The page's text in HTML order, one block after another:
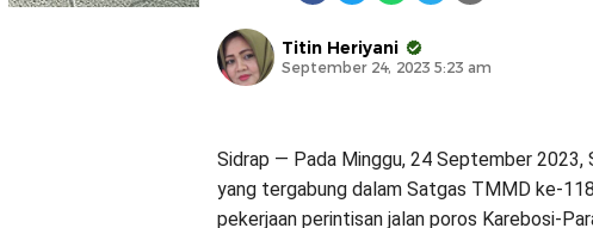
Titin Heriyani
September 24, 2023 5:23 am
Sidrap — Pada Minggu, 24 September 2023,
yang tergabung dalam Satgas TMMD ke-
pekerjaan perintisan jalan poros Karebosi-